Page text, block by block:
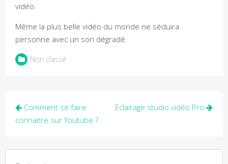
vidéo.
Même la plus belle vidéo du monde ne séduira
personne avec un son dégradé.
Non classé
Navigation
de
Comment se faire
connaitre sur Youtube ?
Eclairage studio vidéo Pro